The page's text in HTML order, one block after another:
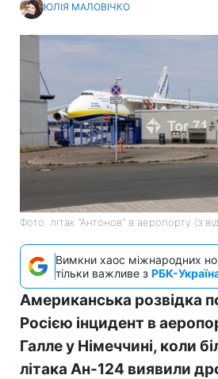
ЮЛІЯ МАЛОВІЧКО
Фото: літак "Антонов" в аеропорту (з
Вимкни хаос міжнародних
тільки важливе з РБК-
Американська розвідка
Росією інцидент в
Галле у Німеччині, коли
літака Ан-124 виявили